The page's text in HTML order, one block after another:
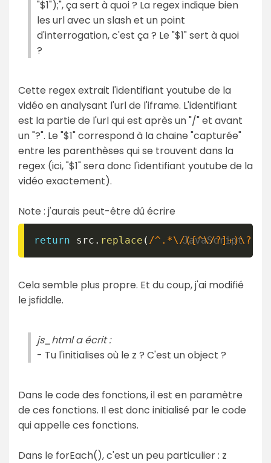
"$1");", ça sert à quoi ? La regex indique bien
les url avec un slash et un point
d'interrogation, c'est ça ? Le "$1" sert à quoi
?
Cette regex extrait l'identifiant youtube de la
vidéo en analysant l'url de l'iframe. L'identifiant
est la partie de l'url qui est après un "/" et avant
un "?". Le "$1" correspond à la chaine "capturée"
entre les parenthèses qui se trouvent dans la
regex (ici, "$1" sera donc l'identifiant youtube de la
vidéo exactement).
Note : j'aurais peut-être dû écrire
return src . replace ( /^.*\/([^\/?]+)\?.*$
Cela semble plus propre. Et du coup, j'ai modifié
le jsfiddle.
js_html a écrit :
- Tu l'initialises où le z ? C'est un object ?
Dans le code des fonctions, il est en paramètre
de ces fonctions. Il est donc initialisé par le code
qui appelle ces fonctions.
Dans le forEach(), c'est un peu particulier : z